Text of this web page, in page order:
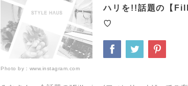
ハリを!!話題の【
♡
Photo by： www.instagram.com